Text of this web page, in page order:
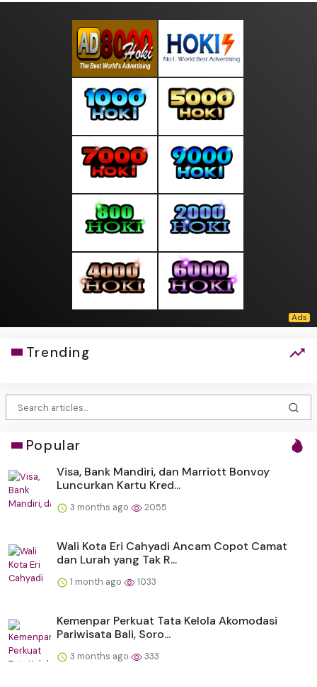
Trending
Popular
Visa, Bank Mandiri, dan Marriott Bonvoy
Luncurkan Kartu Kred...
3 months ago 2055
Wali Kota Eri Cahyadi Ancam Copot Camat
dan Lurah yang Tak R...
1 month ago 1033
Kemenpar Perkuat Tata Kelola Akomodasi
Pariwisata Bali, Soro...
3 months ago 333